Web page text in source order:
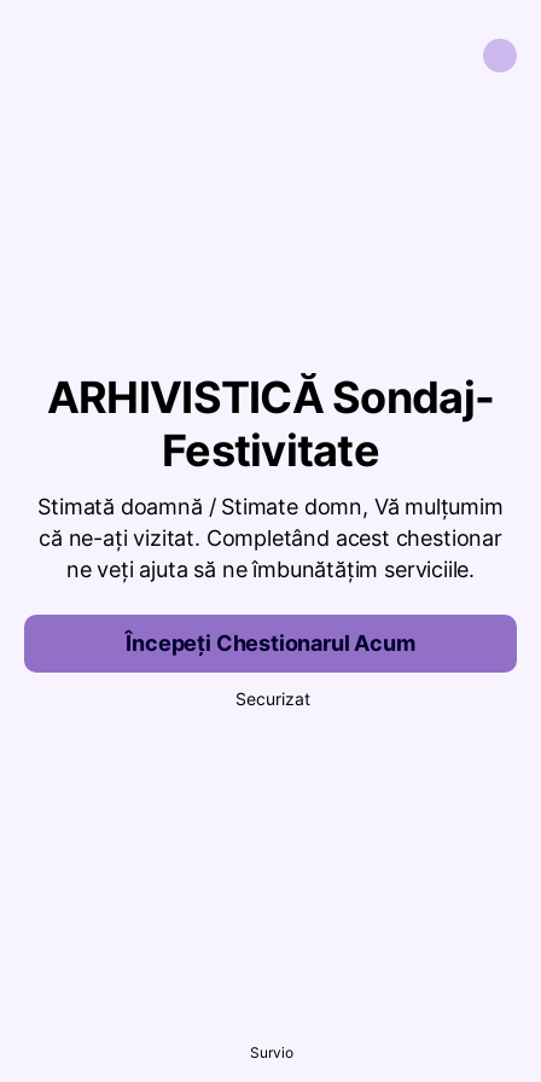
ARHIVISTICĂ Sondaj-
Festivitate
Stimată doamnă / Stimate domn, Vă mulțumim
că ne-ați vizitat. Completând acest chestionar
ne veți ajuta să ne îmbunătățim serviciile.
Începeți Chestionarul Acum
Securizat
Survio